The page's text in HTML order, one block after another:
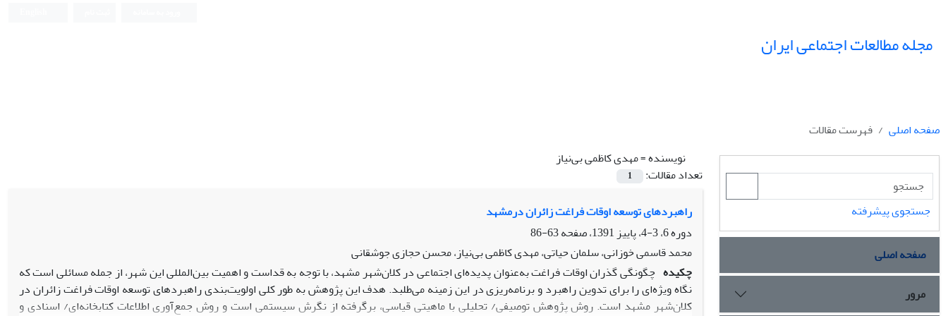
مجله مطالعات اجتماعی ایران
صفحه اصلی
فهرست مقالات
نویسنده =مهدی کاظمی بی‌نیاز
تعداد مقالات:
1
راهبردهای توسعه اوقات فراغت زائران درمشهد
دوره 6، 3-4، پاییز 1391، صفحه
63-86
محمد قاسمی خوزانی، سلمان حیاتی، مهدی کاظمی بی‌نیاز، محسن حجازی جوشقانی
چکیده چگونگی گذران اوقات فراغت به‌عنوان پدیده‌ای اجتماعی در کلان‌شهر مشهد، با توجه به قداست و اهمیت بین‌المللی این شهر، از جمله مسائلی است که
نگاه ویژه‌ای را برای تدوین راهبرد و برنامه‌ریزی در این زمینه می‌طلبد. هدف این پژوهش به طور کلی اولویت‌بندی راهبردهای توسعه اوقات فراغت زائران در
کلان‌شهر مشهد است. روش پژوهش توصیفی/ تحلیلی با ماهیتی قیاسی، برگرفته از نگرش سیستمی است و روش جمع‌آوری اطلاعات کتابخانه‌ای/ اسنادی و
جستجوی پیشرفته
صفحه اصلی
مرور